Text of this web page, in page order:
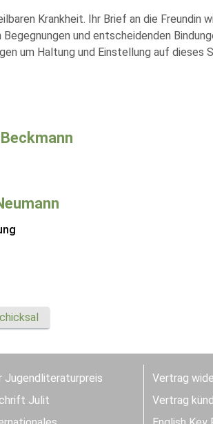
Krankheit. Ihr Brief an die
und entscheidenden
um Haltung und Einstellung auf
Jugendliteraturpreis
Julit
Vertrag
Vertrag